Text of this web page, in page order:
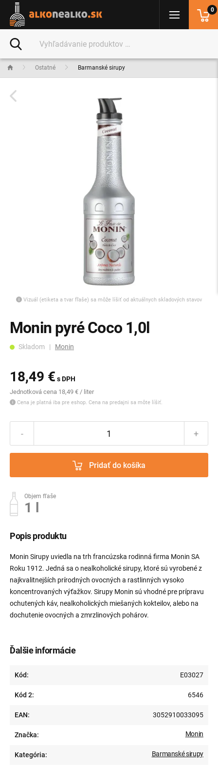
Ostatné Barmanské sirupy
Vizuál (etiketa a tvar fľaše) sa môže líšiť od aktuálnych skladových stavov
Monin pyré Coco 1,0l
Skladom | Monin
18,49 € s DPH
Jednotková cena 18,49 € / liter
Cena je platná iba pre eshop. Cena na predajni sa môte líšiť.
- +
Pridať do košíka
Objem fľaše
1 l
Ďalšie informácie
Kód: E03027
Kód 2: 6546
EAN: 3052910033095
Značka: Monin
Kategória: Barmanské sirupy
Popis produktu
Monin Sirupy uviedla na trh francúzska rodinná firma Monin SA
Roku 1912. Jedná sa o nealkoholické sirupy, ktoré sú vyrobené z
najkvalitnejších prírodných ovocných a rastlinných vysoko
koncentrovaných výťažkov. Sirupy Monin sú vhodné pre prípravu
ochutených káv, nealkoholických miešaných kokteilov, alebo na
dochutenie ovocných a zmrzlinových pohárov.
0